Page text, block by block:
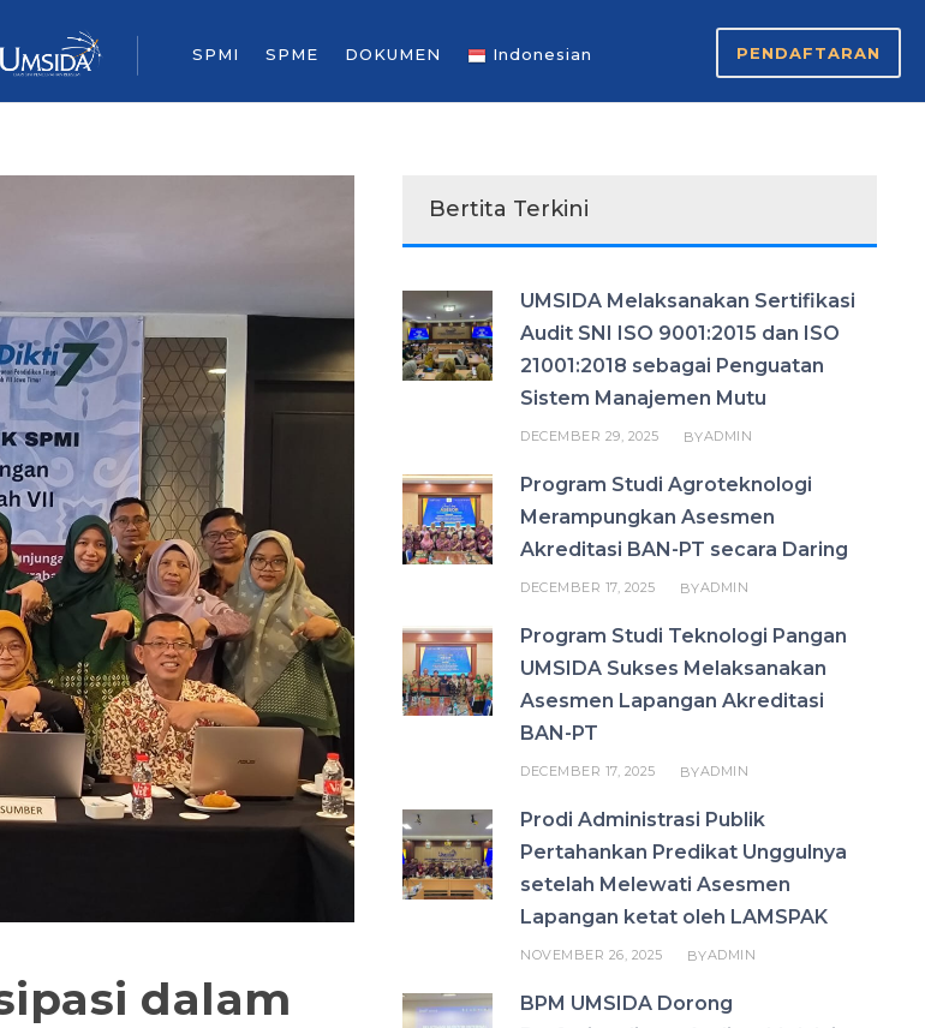
SPMI SPME DOKUMEN Indonesian PENDAFTARAN
dalam
Bertita Terkini
UMSIDA Melaksanakan Sertifikasi
Audit SNI ISO 9001:2015 dan ISO
21001:2018 sebagai Penguatan
Sistem Manajemen Mutu
DECEMBER 29, 2025 BYADMIN
Program Studi Agroteknologi
Merampungkan Asesmen
Akreditasi BAN-PT secara Daring
DECEMBER 17, 2025 BYADMIN
Program Studi Teknologi Pangan
UMSIDA Sukses Melaksanakan
Asesmen Lapangan Akreditasi
BAN-PT
DECEMBER 17, 2025 BYADMIN
Prodi Administrasi Publik
Pertahankan Predikat Unggulnya
setelah Melewati Asesmen
Lapangan ketat oleh LAMSPAK
NOVEMBER 26, 2025 BYADMIN
BPM UMSIDA Dorong